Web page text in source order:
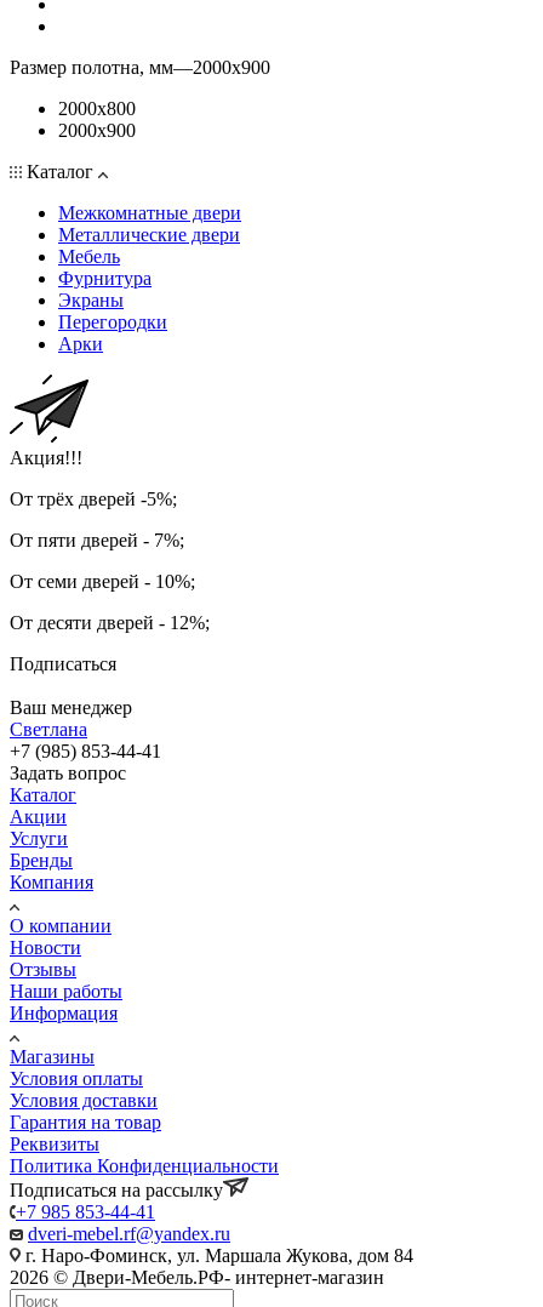
Размер полотна, мм—2000x900
2000x800
2000x900
Каталог
Межкомнатные двери
Металлические двери
Мебель
Фурнитура
Экраны
Перегородки
Арки
Акция!!!
От трёх дверей -5%;
От пяти дверей - 7%;
От семи дверей - 10%;
От десяти дверей - 12%;
Подписаться
Ваш менеджер
Светлана
+7 (985) 853-44-41
Задать вопрос
Каталог
Акции
Услуги
Бренды
Компания
О компании
Новости
Отзывы
Наши работы
Информация
Магазины
Условия оплаты
Условия доставки
Гарантия на товар
Реквизиты
Политика Конфиденциальности
Подписаться на рассылку
+7 985 853-44-41
dveri-mebel.rf@yandex.ru
г. Наро-Фоминск, ул. Маршала Жукова, дом 84
2026 © Двери-Мебель.РФ- интернет-магазин